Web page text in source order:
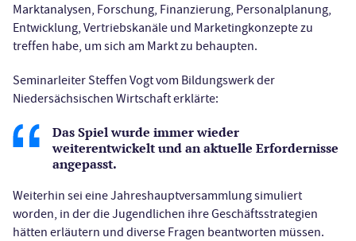
Marktanalysen, Forschung, Finanzierung, Personalplanung,
Entwicklung, Vertriebskanäle und Marketingkonzepte zu
treffen habe, um sich am Markt zu behaupten.
Seminarleiter Steffen Vogt vom Bildungswerk der
Niedersächsischen Wirtschaft erklärte:
Das Spiel wurde immer wieder
weiterentwickelt und an aktuelle Erfordernisse
angepasst.
Weiterhin sei eine Jahreshauptversammlung simuliert
worden, in der die Jugendlichen ihre Geschäftsstrategien
hätten erläutern und diverse Fragen beantworten müssen.